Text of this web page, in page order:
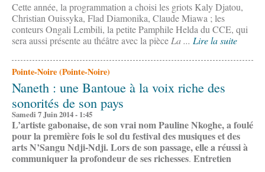
Cette année, la programmation a choisi les griots Kaly Djatou,
Christian Ouissyka, Flad Diamonika, Claude Miawa ; les
conteurs Ongali Lembili, la petite Pamphile Helda du CCE, qui
sera aussi présente au théâtre avec la pièce La ... Lire la suite
Pointe-Noire (Pointe-Noire)
Naneth : une Bantoue à la voix riche des
sonorités de son pays
Samedi 7 Juin 2014 - 1:45
L’artiste gabonaise, de son vrai nom Pauline Nkoghe, a foulé
pour la première fois le sol du festival des musiques et des
arts N’Sangu Ndji-Ndji. Lors de son passage, elle a réussi à
communiquer la profondeur de ses richesses. Entretien